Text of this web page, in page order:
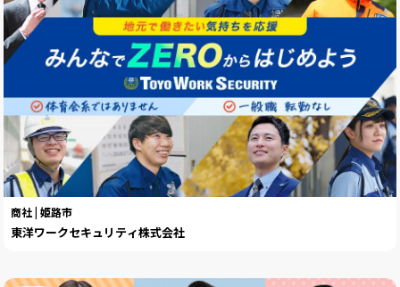
商社 | 姫路市
東洋ワークセキュリティ株式会社